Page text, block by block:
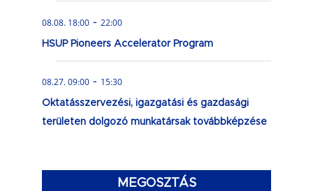
08.08. 18:00 - 22:00
HSUP Pioneers Accelerator Program
08.27. 09:00 - 15:30
Oktatásszervezési, igazgatási és gazdasági
területen dolgozó munkatársak továbbképzése
MEGOSZTÁS